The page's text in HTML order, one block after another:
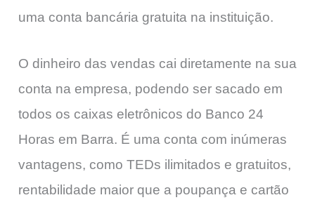
uma conta bancária gratuita na instituição.
O dinheiro das vendas cai diretamente na sua
conta na empresa, podendo ser sacado em
todos os caixas eletrônicos do Banco 24
Horas em Barra. É uma conta com inúmeras
vantagens, como TEDs ilimitados e gratuitos,
rentabilidade maior que a poupança e cartão